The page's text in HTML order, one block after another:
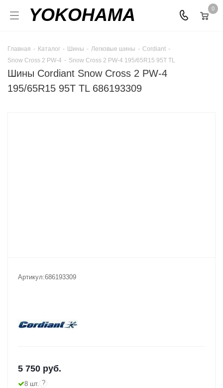
YOKOHAMA 0
Главная - Каталог - Шины - Легковые шины - Cordiant -
Snow Cross 2 PW-4 - Snow Cross 2 PW-4 195/65R15 95T TL
Шины Cordiant Snow Cross 2 PW-4
195/65R15 95T TL 686193309
Артикул:686193309
5 750 руб.
8 шт. ?